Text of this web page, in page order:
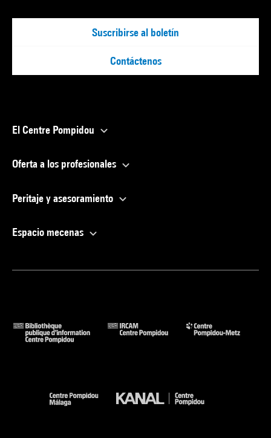
Suscribirse al boletín
Contáctenos
El Centre Pompidou
Oferta a los profesionales
Peritaje y asesoramiento
Espacio mecenas